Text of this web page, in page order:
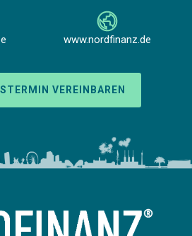
www.nordfinanz.de
VEREINBAREN